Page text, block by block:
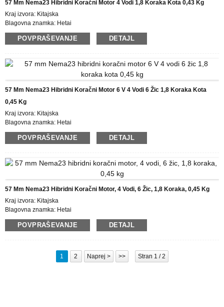
57 Mm Nema23 Hibridni Koračni Motor 4 Vodi 1,8 Koraka Kota 0,43 Kg
Kraj izvora: Kitajska
Blagovna znamka: Hetai
Certificiranje: CE ROHS ISO
Številka modela: 57HN
Podrobnosti pakiranja: škatla z notranjo škatlo iz pene, paleta
Čas dostave: 25 DNI
Plačilni pogoji: L/C, D/P, T/T, Western Union, MoneyGram
Možnost dobave: 10000 kosov/mesec
POVPRAŠEVANJE DETAJL
57 Mm Nema23 Hibridni Koračni Motor 6 V 4 Vodi 6 Žic 1,8 Koraka Kota
0,45 Kg
Kraj izvora: Kitajska
Blagovna znamka: Hetai
Certificiranje: CE ROHS ISO
Številka modela: 57BYGH
Podrobnosti pakiranja: škatla z notranjo škatlo iz pene, paleta
Čas dostave: 25 DNI
Plačilni pogoji: L/C, D/P, T/T, Western Union, MoneyGram
Možnost dobave: 10000 kosov/mesec
POVPRAŠEVANJE DETAJL
57 Mm Nema23 Hibridni Koračni Motor, 4 Vodi, 6 Žic, 1,8 Koraka, 0,45 Kg
Kraj izvora: Kitajska
Blagovna znamka: Hetai
Certificiranje: CE ROHS ISO
Številka modela: 57BYGN
Čas dostave: 25 DNI
Plačilni pogoji: L/C, D/P, T/T, Western Union, MoneyGram
POVPRAŠEVANJE DETAJL
1 2 Naprej > >> Stran 1 / 2